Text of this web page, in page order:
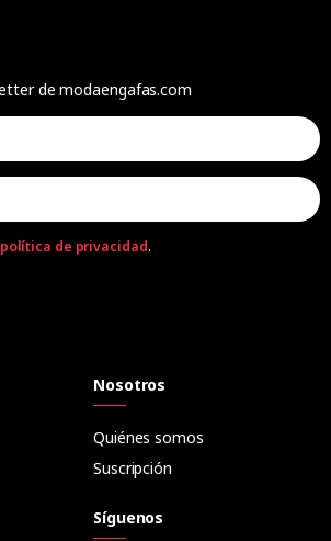
de modaengafas.com
política de privacidad.
Nosotros
Quiénes somos
Suscripción
Síguenos